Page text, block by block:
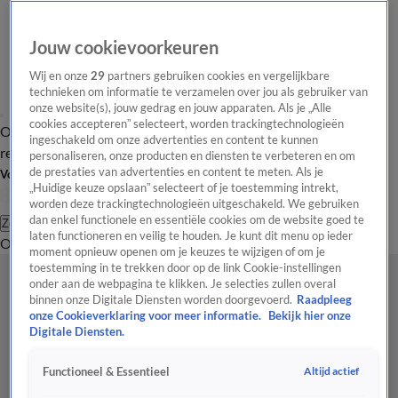
Overzicht Laatste nieuws Regionieuws Het beste van Hart
Tip de
redactie
Volg Hart van Nederland
Zoeken
OverzichtRegioUitzendingenWeerTip de redactiePanelVideo's
Jouw cookievoorkeuren
Wij en onze29 partners gebruiken cookies en vergelijkbare
technieken om informatie te verzamelen over jou als gebruiker van
onze website(s), jouw gedrag en jouw apparaten. Als je „Alle
cookies accepteren” selecteert, worden trackingtechnologieën
ingeschakeld om onze advertenties en content te kunnen
personaliseren, onze producten en diensten te verbeteren en om
de prestaties van advertenties en content te meten. Als je
„Huidige keuze opslaan” selecteert of je toestemming intrekt,
worden deze trackingtechnologieën uitgeschakeld. We gebruiken
dan enkel functionele en essentiële cookies om de website goed te
laten functioneren en veilig te houden. Je kunt dit menu op ieder
moment opnieuw openen om je keuzes te wijzigen of om je
toestemming in te trekken door op de link Cookie-instellingen
onder aan de webpagina te klikken. Je selecties zullen overal
binnen onze Digitale Diensten worden doorgevoerd. Raadpleeg
onze Cookieverklaring voor meer informatie.
Bekijk hier onze
Digitale Diensten.
Functioneel & Essentieel Altijd actief